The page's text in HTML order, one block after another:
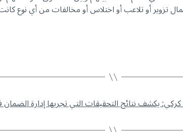
تزوير أو تلاعب أو اختلاس أو مخالفات من أي نوع